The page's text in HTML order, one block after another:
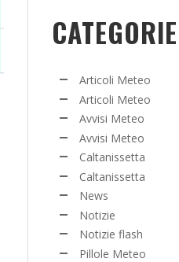
CATEGORIE
Articoli Meteo
Articoli Meteo
Avvisi Meteo
Avvisi Meteo
Caltanissetta
Caltanissetta
News
Notizie
Notizie flash
Pillole Meteo